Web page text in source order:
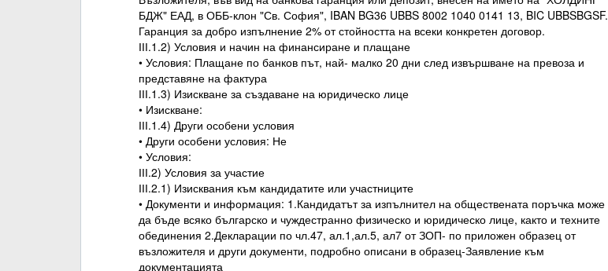
БДЖ" ЕАД, в ОББ-клон "Св. София", IBAN BG36 UBBS 8002 1040 0141 13, BIC UBBSBGSF.
Гаранция за добро изпълнение 2% от стойността на всеки конкретен договор.
ІІІ.1.2) Условия и начин на финансиране и плащане
• Условия: Плащане по банков път, най- малко 20 дни след извършване на превоза и
представяне на фактура
ІІІ.1.3) Изискване за създаване на юридическо лице
• Изискване:
ІІІ.1.4) Други особени условия
• Други особени условия: Не
• Условия:
ІІІ.2) Условия за участие
ІІІ.2.1) Изисквания към кандидатите или участниците
• Документи и информация: 1.Кандидатът за изпълнител на обществената поръчка може
да бъде всяко българско и чуждестранно физическо и юридическо лице, както и техните
обединения 2.Декларации по чл.47, ал.1,ал.5, ал7 от ЗОП- по приложен образец от
възложителя и други документи, подробно описани в образец-Заявление към
документацията